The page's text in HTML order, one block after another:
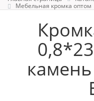
Мебельная кромка оптом